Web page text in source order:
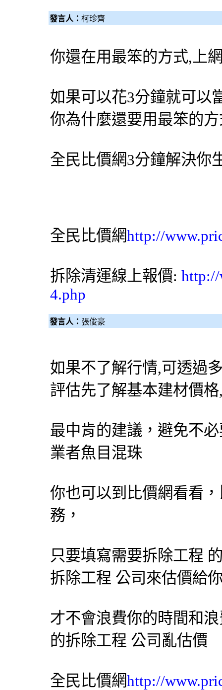
發言人： 柯珍齊
你還在用最笨的方式,上
如果可以花3分鐘就可以
你為什麼還要用最笨的方
全民比價網3分鐘解決你
全民比價網http://
拆除清運線上報價: http://
4.php
發言人： 張俊豪
如果不了解行情,可透過
評估先了解基本建材價格
最中肯的建議，避免不
業者魚目混珠
你也可以到比價網看看
務，
只要填寫需要拆除工程
拆除工程 公司來估價給
才不會浪費你的時間和
的拆除工程 公司亂估價
全民比價網http://